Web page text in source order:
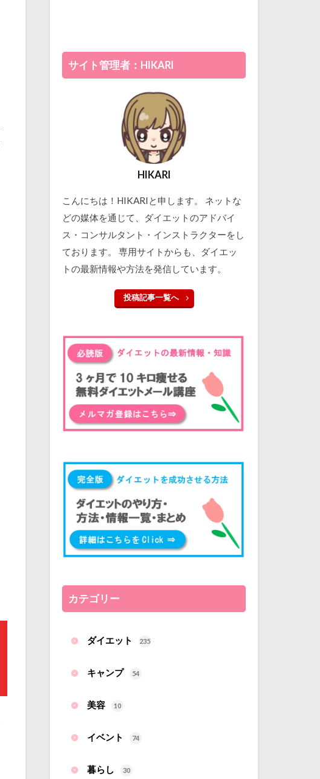
サイト管理者：HIKARI
HIKARI
こんにちは！HIKARIと申します。 ネットな
どの媒体を通じて、ダイエットのアドバイ
ス・コンサルタント・インストラクターをし
ております。 専用サイトからも、ダイエッ
トの最新情報や方法を発信しています。
投稿記事一覧へ
カテゴリー
ダイエット 235
キャンプ 54
美容 10
イベント 74
暮らし 30